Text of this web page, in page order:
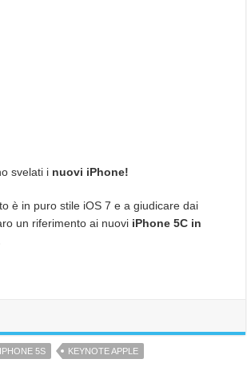
svelati i nuovi iPhone!
è in puro stile iOS 7 e a giudicare dai
un riferimento ai nuovi iPhone 5C in
IPHONE 5S KEYNOTE APPLE